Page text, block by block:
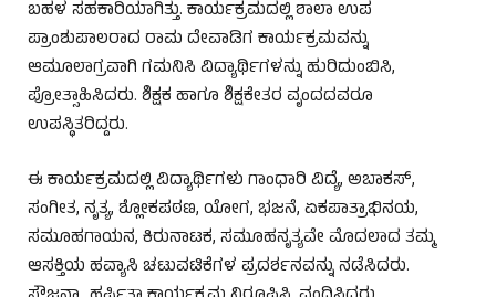
ಬಹಳ ಸಹಕಾರಿಯಾಗಿತ್ತು. ಕಾರ್ಯಕ್ರಮದಲ್ಲಿ ಶಾಲಾ ಉಪ
ಪ್ರಾಂಶುಪಾಲರಾದ ರಾಮ ದೇವಾಡಿಗ ಕಾರ್ಯಕ್ರಮವನ್ನು
ಆಮೂಲಾಗ್ರವಾಗಿ ಗಮನಿಸಿ ವಿದ್ಯಾರ್ಥಿಗಳನ್ನು ಹುರಿದುಂಬಿಸಿ,
ಪ್ರೋತ್ಸಾಹಿಸಿದರು. ಶಿಕ್ಷಕ ಹಾಗೂ ಶಿಕ್ಷಕೇತರ ವೃಂದದವರೂ
ಉಪಸ್ಥಿತರಿದ್ದರು.
ಈ ಕಾರ್ಯಕ್ರಮದಲ್ಲಿ ವಿದ್ಯಾರ್ಥಿಗಳು ಗಾಂಧಾರಿ ವಿದ್ಯೆ, ಅಬಾಕಸ್,
ಸಂಗೀತ, ನೃತ್ಯ, ಶ್ಲೋಕಪಠಣ, ಯೋಗ, ಭಜನೆ, ಏಕಪಾತ್ರಾಭಿನಯ,
ಸಮೂಹಗಾಯನ, ಕಿರುನಾಟಕ, ಸಮೂಹನೃತ್ಯವೇ ಮೊದಲಾದ ತಮ್ಮ
ಆಸಕ್ತಿಯ ಹವ್ಯಾಸಿ ಚಟುವಟಿಕೆಗಳ ಪ್ರದರ್ಶನವನ್ನು ನಡೆಸಿದರು.